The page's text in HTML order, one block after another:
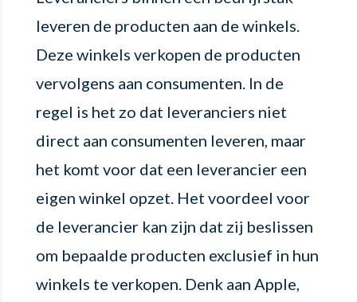
leveren de producten aan de winkels.
Deze winkels verkopen de producten
vervolgens aan consumenten. In de
regel is het zo dat leveranciers niet
direct aan consumenten leveren, maar
het komt voor dat een leverancier een
eigen winkel opzet. Het voordeel voor
de leverancier kan zijn dat zij beslissen
om bepaalde producten exclusief in hun
winkels te verkopen. Denk aan Apple,